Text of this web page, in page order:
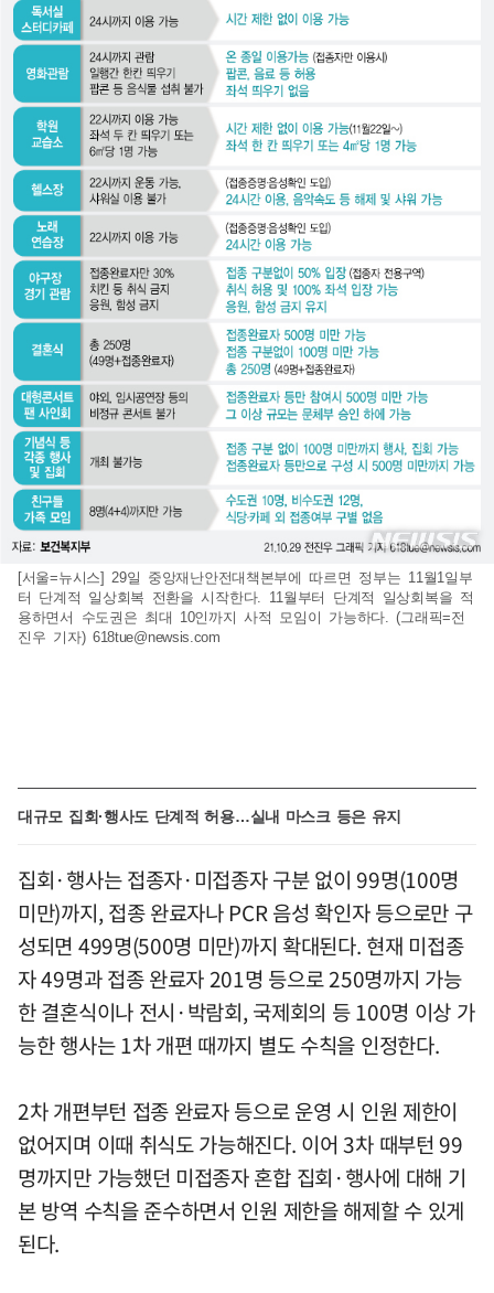
[서울=뉴시스] 29일 중앙재난안전대책본부에 따르면 정부는 11월1일부
터 단계적 일상회복 전환을 시작한다. 11월부터 단계적 일상회복을 적
용하면서 수도권은 최대 10인까지 사적 모임이 가능하다. (그래픽=전
진우 기자) 618tue@newsis.com
대규모 집회·행사도 단계적 허용…실내 마스크 등은 유지
집회·행사는 접종자·미접종자 구분 없이 99명(100명
미만)까지, 접종 완료자나 PCR 음성 확인자 등으로만 구
성되면 499명(500명 미만)까지 확대된다. 현재 미접종
자 49명과 접종 완료자 201명 등으로 250명까지 가능
한 결혼식이나 전시·박람회, 국제회의 등 100명 이상 가
능한 행사는 1차 개편 때까지 별도 수칙을 인정한다.
2차 개편부턴 접종 완료자 등으로 운영 시 인원 제한이
없어지며 이때 취식도 가능해진다. 이어 3차 때부턴 99
명까지만 가능했던 미접종자 혼합 집회·행사에 대해 기
본 방역 수칙을 준수하면서 인원 제한을 해제할 수 있게
된다.